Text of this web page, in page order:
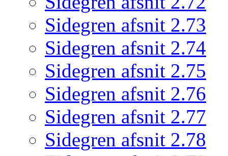
Sidegren afsnit 2.73
Sidegren afsnit 2.74
Sidegren afsnit 2.75
Sidegren afsnit 2.76
Sidegren afsnit 2.77
Sidegren afsnit 2.78